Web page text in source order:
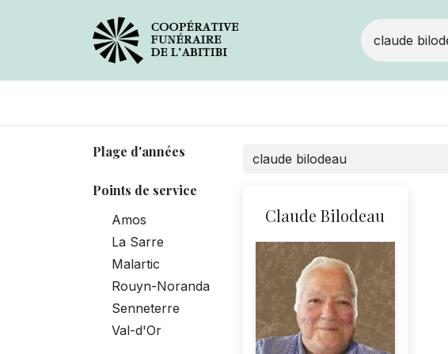
Plage d'années
Points de service
Amos
La Sarre
Malartic
Rouyn-Noranda
Senneterre
Val-d'Or
Claude Bilodeau